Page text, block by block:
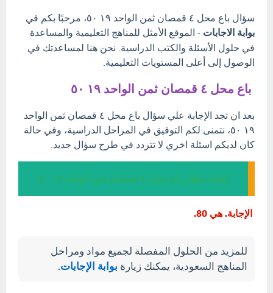
سؤال باع محل ٤ قمصان ثمن الواحد ١٩ ٥٠، مرحبًا بكم في
بوابة الاجابات - الموقع الأمثل للمناهج التعليمية والمساعدة
في حلول الأسئلة والكتب الدراسية. نحن هنا لمساعدتك في
الوصول إلى أعلى المستويات التعليمية.
باع محل ٤ قمصان ثمن الواحد ١٩ ٥٠
بعد ان تجد الإجابة علي سؤال باع محل ٤ قمصان ثمن الواحد
١٩ ٥٠، نتمنى لكم التوفيق في المراحل الدراسية، وفي حالة
كان لديكم اسئلة اخري لا تتردد في طرح سؤال جديد.
إجابة سؤال باع محل ٤ قمصان ثمن الواحد ١٩ ٥٠
الإجابة. هي 80.
للمزيد من الحلول المفصلة لجميع مواد ومراحل
المناهج السعودية، يمكنك زيارة بوابة الإجابات.